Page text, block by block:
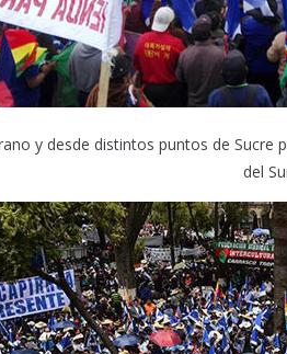
y desde distintos puntos de Sucre
del